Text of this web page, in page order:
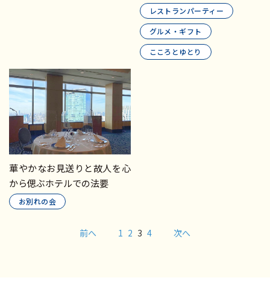
レストランパーティー
グルメ・ギフト
こころとゆとり
華やかなお見送りと故人を心
から偲ぶホテルでの法要
お別れの会
前へ 1 2 3 4 次へ